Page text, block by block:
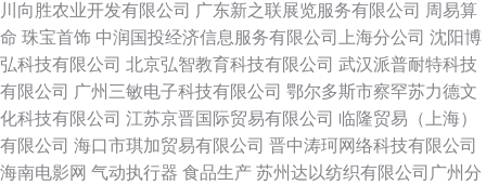
川向胜农业开发有限公司 广东新之联展览服务有限公司 周易算
命 珠宝首饰 中润国投经济信息服务有限公司上海分公司 沈阳博
弘科技有限公司 北京弘智教育科技有限公司 武汉派普耐特科技
有限公司 广州三敏电子科技有限公司 鄂尔多斯市察罕苏力德文
化科技有限公司 江苏京晋国际贸易有限公司 临隆贸易（上海）
有限公司 海口市琪加贸易有限公司 晋中涛珂网络科技有限公司
海南电影网 气动执行器 食品生产 苏州达以纺织有限公司广州分